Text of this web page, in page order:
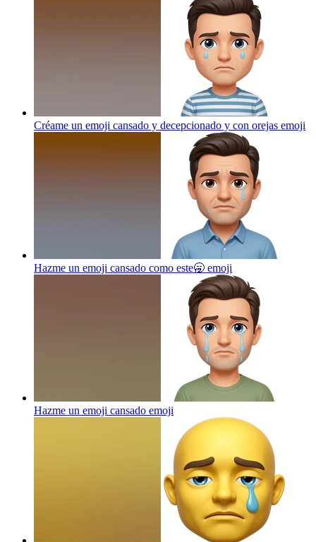
Créame un emoji cansado y decepcionado y con orejas emoji
Hazme un emoji cansado como este🥱 emoji
Hazme un emoji cansado emoji